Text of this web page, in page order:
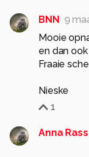
BNN 9
Mooie
en dan
Fraaie
Nieske
1
Anna Rass